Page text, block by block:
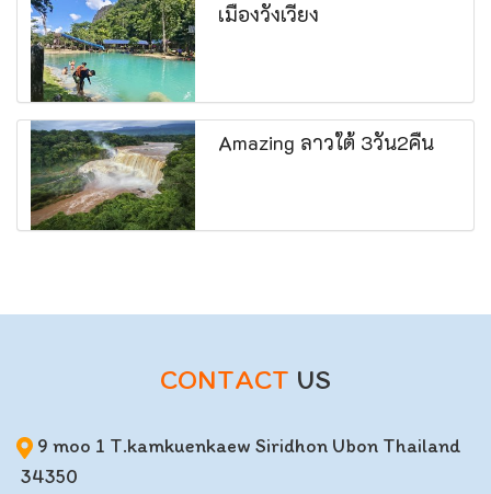
เมืองวังเวียง
Amazing ลาวใต้ 3วัน2คืน
CONTACT US
9 moo 1 T.kamkuenkaew Siridhon Ubon Thailand
34350